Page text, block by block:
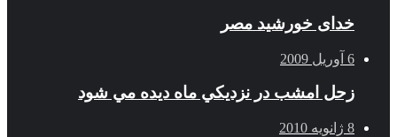
خدای خورشید مصر
6 آوریل 2009
زحل امشب در نزديكي ماه ديده مي شود
8 ژانویه 2010